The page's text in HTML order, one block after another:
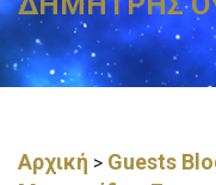
Αρχική > Guests